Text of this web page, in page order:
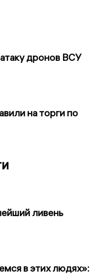
дронов ВСУ
на торги по
ливень
в этих людях»: